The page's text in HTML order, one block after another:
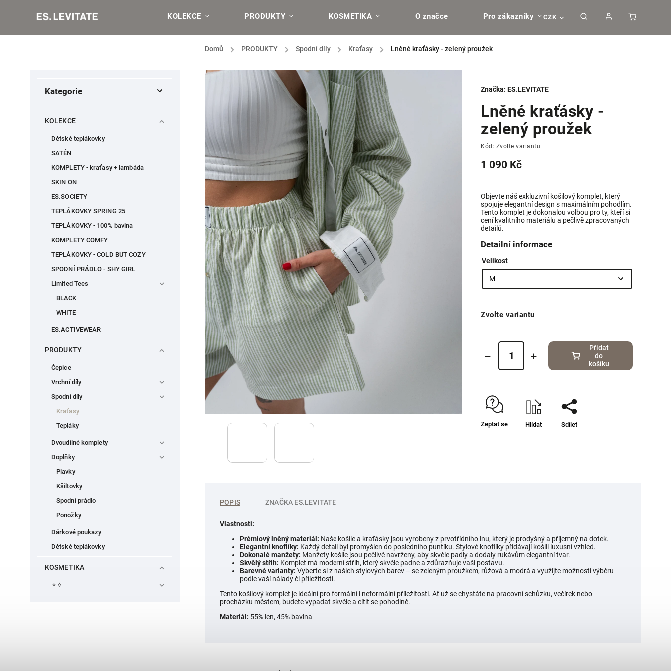
CZK
KOLEKCE PRODUKTY KOSMETIKA O značce Pro zákazníky
Domů / PRODUKTY / Spodní díly / Kraťasy / Lněné kraťásky - zelený proužek
Kategorie
KOLEKCE
Dětské teplákovky
SATÉN
KOMPLETY - kraťasy + lambáda
SKIN ON
ES.SOCIETY
TEPLÁKOVKY SPRING 25
TEPLÁKOVKY - 100% bavlna
KOMPLETY COMFY
TEPLÁKOVKY - COLD BUT COZY
SPODNÍ PRÁDLO - SHY GIRL
Limited Tees
BLACK
WHITE
ES.ACTIVEWEAR
PRODUKTY
Čepice
Vrchní díly
Spodní díly
Kraťasy
Tepláky
Dvoudílné komplety
Doplňky
Plavky
Kšiltovky
Spodní prádlo
Ponožky
Dárkové poukazy
Dětské teplákovky
KOSMETIKA
✧✧
Lněné kraťásky -
zelený proužek
Kód: Zvolte variantu
1 090 Kč
Objevte náš exkluzivní košilový komplet, který
spojuje elegantní design s maximálním pohodlím.
Tento komplet je dokonalou volbou pro ty, kteří si
cení kvalitního materiálu a pečlivě zpracovaných
detailů.
Detailní informace
Značka:ES.LEVITATE
Velikost
Zvolte variantu
Přidat
do
košíku
Zeptat se Hlídat Sdílet
POPIS ZNAČKA ES.LEVITATE
Vlastnosti:
Prémiový lněný materiál: Naše košile a kraťásky jsou vyrobeny z prvotřídního lnu, který je prodyšný a příjemný na dotek.
Elegantní knoflíky: Každý detail byl promyšlen do posledního puntíku. Stylové knoflíky přidávají košili luxusní vzhled.
Dokonalé manžety: Manžety košile jsou pečlivě navrženy, aby skvěle padly a dodaly rukávům elegantní tvar.
Skvělý střih: Komplet má moderní střih, který skvěle padne a zdůrazňuje vaši postavu.
Barevné varianty: Vyberte si z našich stylových barev – se zeleným proužkem, růžová a modrá a využijte možnosti výběru
podle vaší nálady či příležitosti.
Tento košilový komplet je ideální pro formální i neformální příležitosti. Ať už se chystáte na pracovní schůzku, večírek nebo
procházku městem, budete vypadat skvěle a cítit se pohodlně.
Materiál: 55% len, 45% bavlna